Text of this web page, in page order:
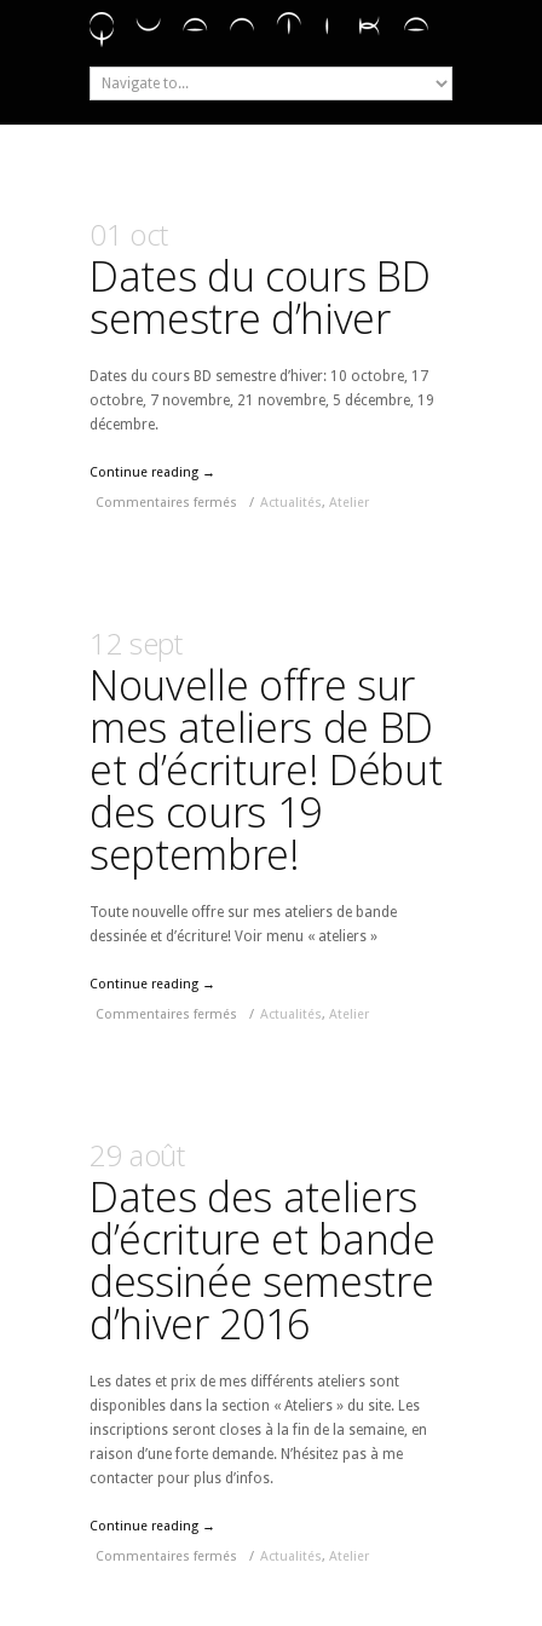
01 oct
Dates du cours BD
semestre d’hiver
Dates du cours BD semestre d’hiver: 10 octobre, 17
octobre, 7 novembre, 21 novembre, 5 décembre, 19
décembre.
Continue reading →
Commentaires fermés
/ Actualités, Atelier
12 sept
Nouvelle offre sur
mes ateliers de BD
et d’écriture! Début
des cours 19
septembre!
Toute nouvelle offre sur mes ateliers de bande
dessinée et d’écriture! Voir menu « ateliers »
Continue reading →
Commentaires fermés
/ Actualités, Atelier
29 août
Dates des ateliers
d’écriture et bande
dessinée semestre
d’hiver 2016
Les dates et prix de mes différents ateliers sont
disponibles dans la section « Ateliers » du site. Les
inscriptions seront closes à la fin de la semaine, en
raison d’une forte demande. N’hésitez pas à me
contacter pour plus d’infos.
Continue reading →
Commentaires fermés
/ Actualités, Atelier